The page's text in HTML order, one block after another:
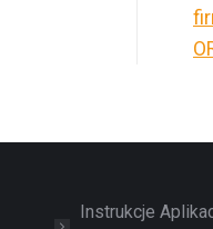
Instrukcje